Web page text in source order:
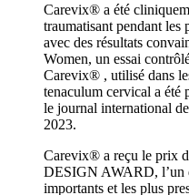
Carevix® a été
traumatisant pendant les
avec des résultats
Women, un essai
Carevix® , utilisé dans
tenaculum cervical a été
le journal international
2023.
Carevix® a reçu le prix
DESIGN AWARD, l’un
importants et les plus